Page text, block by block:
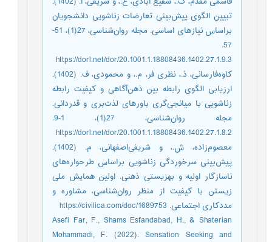
تبیین الگوی پیش‌‌بینی تعارضات زناشویی دانشجویان
براساس نیازهای اساسی. مجله روان‌شناسی، 27(1)، 51-
57.
https://dorl.net/dor/20.1001.1.18808436.1402.27.1.9.3
کاوه‌‌فارسانی، ذ.، نظری فر، م.، و محمودی، ف. (1402).
ارزیابی الگوی رابطه بین ذهن‌آگاهی و کیفیت رابطه
زناشویی با میانجی‌گری باورهای لذت‌بری و قدردانی.
مجله روان‌شناسی، 27(1)، 1-9.
https://dorl.net/dor/20.1001.1.18808436.1402.27.1.8.2
معصوم‌‌زاده، ش.، و شریفی‌‌اصفهانی، م. (1402).
پیش‌‌بینی سرخوردگی زناشویی براساس طرحواره‌‌های
ناسازگار اولیه و بهزیستی ذهنی. اولین همایش ملی
زیستن با کیفیت از منظر روان‌شناسی، مشاوره و
مددکاری اجتماعی. https://civilica.com/doc/1689753
Asefi Far, F., Shams Esfandabad, H., & Shaterian
Mohammadi, F. (2022). Sensation Seeking and